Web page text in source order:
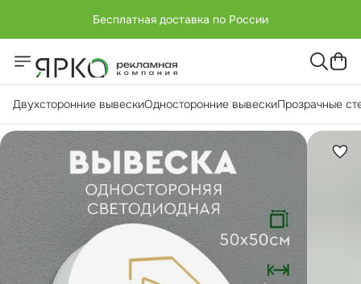
Бесплатная доставка по России
Бесплатная доставка по России
Двухсторонние вывескиОдносторонние вывескиПрозрачные